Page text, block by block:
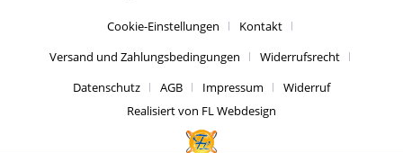
Cookie-Einstellungen
Kontakt
Versand und Zahlungsbedingungen
Widerrufsrecht
Datenschutz
AGB Impressum
Widerruf
Realisiert von FL Webdesign